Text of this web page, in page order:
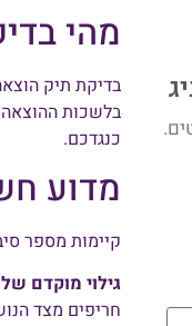
מהי
בדיקת תיק
בלשכות ההוצאה
כנגדכם.
מדוע
קיימות מספר
גילוי מוקדם
חריפים מצד